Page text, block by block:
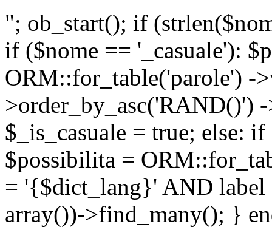
"; ob_start(); if
if ($nome == '_casuale'):
ORM::for_table('parole') -
>order_by_asc('RAND()')
$_is_casuale = true; else:
$possibilita =
= '{$dict_lang}' AND
array())->find_many(); }